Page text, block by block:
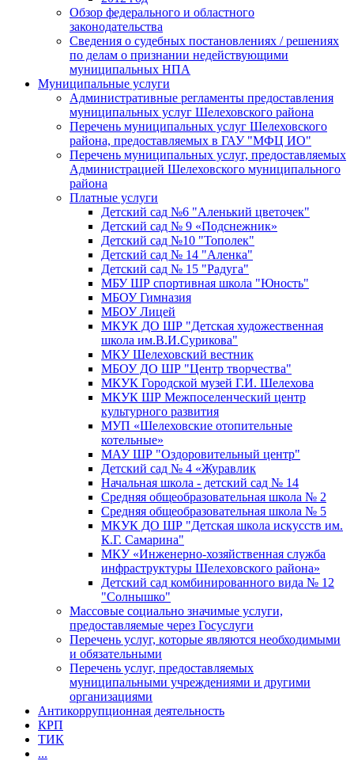
Обзор федерального и областного
законодательства
Сведения о судебных постановлениях / решениях
по делам о признании недействующими
муниципальных НПА
Муниципальные услуги
Административные регламенты предоставления
муниципальных услуг Шелеховского района
Перечень муниципальных услуг Шелеховского
района, предоставляемых в ГАУ "МФЦ ИО"
Перечень муниципальных услуг, предоставляемых
Администрацией Шелеховского муниципального
района
Платные услуги
Детский сад №6 "Аленький цветочек"
Детский сад № 9 «Подснежник»
Детский сад №10 "Тополек"
Детский сад № 14 "Аленка"
Детский сад № 15 "Радуга"
МБУ ШР спортивная школа "Юность"
МБОУ Гимназия
МБОУ Лицей
МКУК ДО ШР "Детская художественная
школа им.В.И.Сурикова"
МКУ Шелеховский вестник
МБОУ ДО ШР "Центр творчества"
МКУК Городской музей Г.И. Шелехова
МКУК ШР Межпоселенческий центр
культурного развития
МУП «Шелеховские отопительные
котельные»
МАУ ШР "Оздоровительный центр"
Детский сад № 4 «Журавлик
Начальная школа - детский сад № 14
Средняя общеобразовательная школа № 2
Средняя общеобразовательная школа № 5
МКУК ДО ШР "Детская школа искусств им.
К.Г. Самарина"
МКУ «Инженерно-хозяйственная служба
инфраструктуры Шелеховского района»
Детский сад комбинированного вида № 12
"Солнышко"
Массовые социально значимые услуги,
предоставляемые через Госуслуги
Перечень услуг, которые являются необходимыми
и обязательными
Перечень услуг, предоставляемых
муниципальными учреждениями и другими
организациями
Антикоррупционная деятельность
КРП
ТИК
...